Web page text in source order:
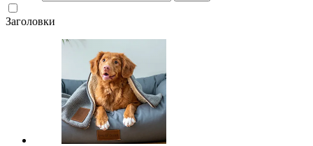
Заголовки